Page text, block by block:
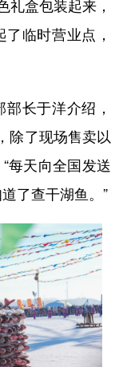
礼盒包装起来，
临时营业点，
长于洋介绍，
除了现场售卖以
每天向全国发送
了查干湖鱼。”